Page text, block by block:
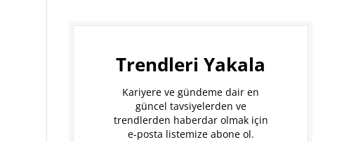
Trendleri Yakala
Kariyere ve gündeme dair en
güncel tavsiyelerden ve
trendlerden haberdar olmak için
e-posta listemize abone ol.